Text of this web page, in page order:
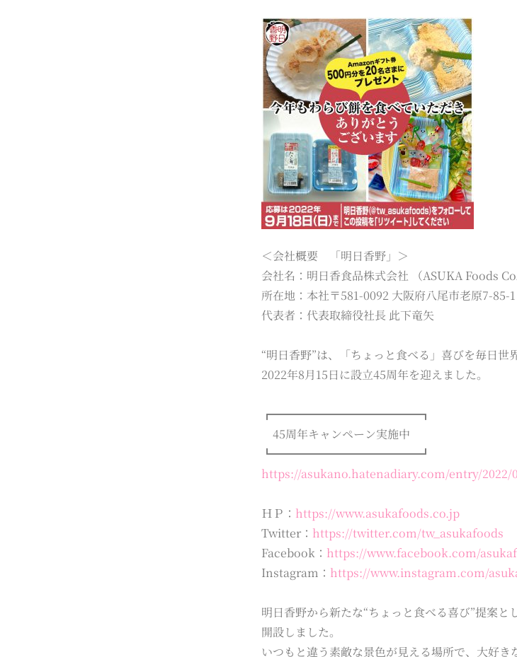
＜会社概要 「明日香野」＞
会社名：明日香食品株式会社 （ASUKA Foods
所在地：本社〒581-0092 大阪府八尾市老原7-85-1
代表者：代表取締役社長 此下竜矢
“明日香野”は、「ちょっと食べる」喜びを毎日世
2022年8月15日に設立45周年を迎えました。
┏━━━━━━━━━━━━━┓
45周年キャンペーン実施中
┗━━━━━━━━━━━━━┛
https://asukano.hatenadiary.com/entry/2022/
ＨＰ： https://www.asukafoods.co.jp
Twitter： https://twitter.com/tw_asukafoods
Facebook： https://www.facebook.com/
Instagram： https://www.instagram.com/
明日香野から新たな“ちょっと食べる喜び”提案
開設しました。
いつもと違う素敵な景色が見える場所で、大好き